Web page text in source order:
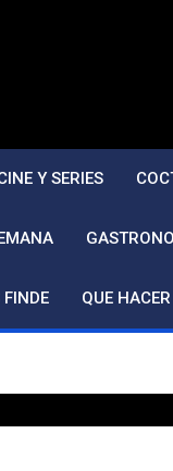
Y SERIES
QUE HACER